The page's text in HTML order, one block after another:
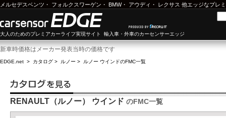
メルセデスベンツ ・ フォルクスワーゲン ・ BMW・ アウディ ・ レクサス 他エッジなプレ
大人のためのプレミアカーライフ実現サイト 輸入車・外車のカーセンサーエッジ
新車時価格はメーカー発表当時の価格です
EDGE.net > カタログ > ルノー > ルノー ウインドのFMC一覧
RENAULT（ルノー） ウインド のFMC一覧